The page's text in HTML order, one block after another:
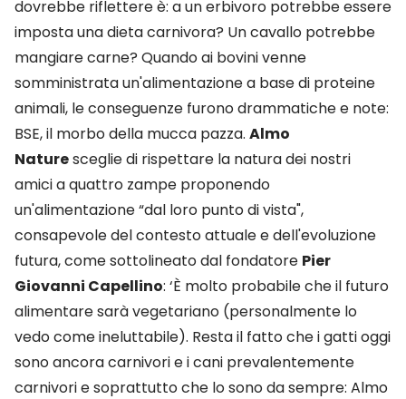
dovrebbe riflettere è: a un erbivoro potrebbe essere
imposta una dieta carnivora? Un cavallo potrebbe
mangiare carne? Quando ai bovini venne
somministrata un'alimentazione a base di proteine
animali, le conseguenze furono drammatiche e note:
BSE, il morbo della mucca pazza. Almo
Naturesceglie di rispettare la natura dei nostri
amici a quattro zampe proponendo
un'alimentazione “dal loro punto di vista",
consapevole del contesto attuale e dell'evoluzione
futura, come sottolineato dal fondatore Pier
Giovanni Capellino: ‘È molto probabile che il futuro
alimentare sarà vegetariano (personalmente lo
vedo come ineluttabile). Resta il fatto che i gatti oggi
sono ancora carnivori e i cani prevalentemente
carnivori e soprattutto che lo sono da sempre: Almo